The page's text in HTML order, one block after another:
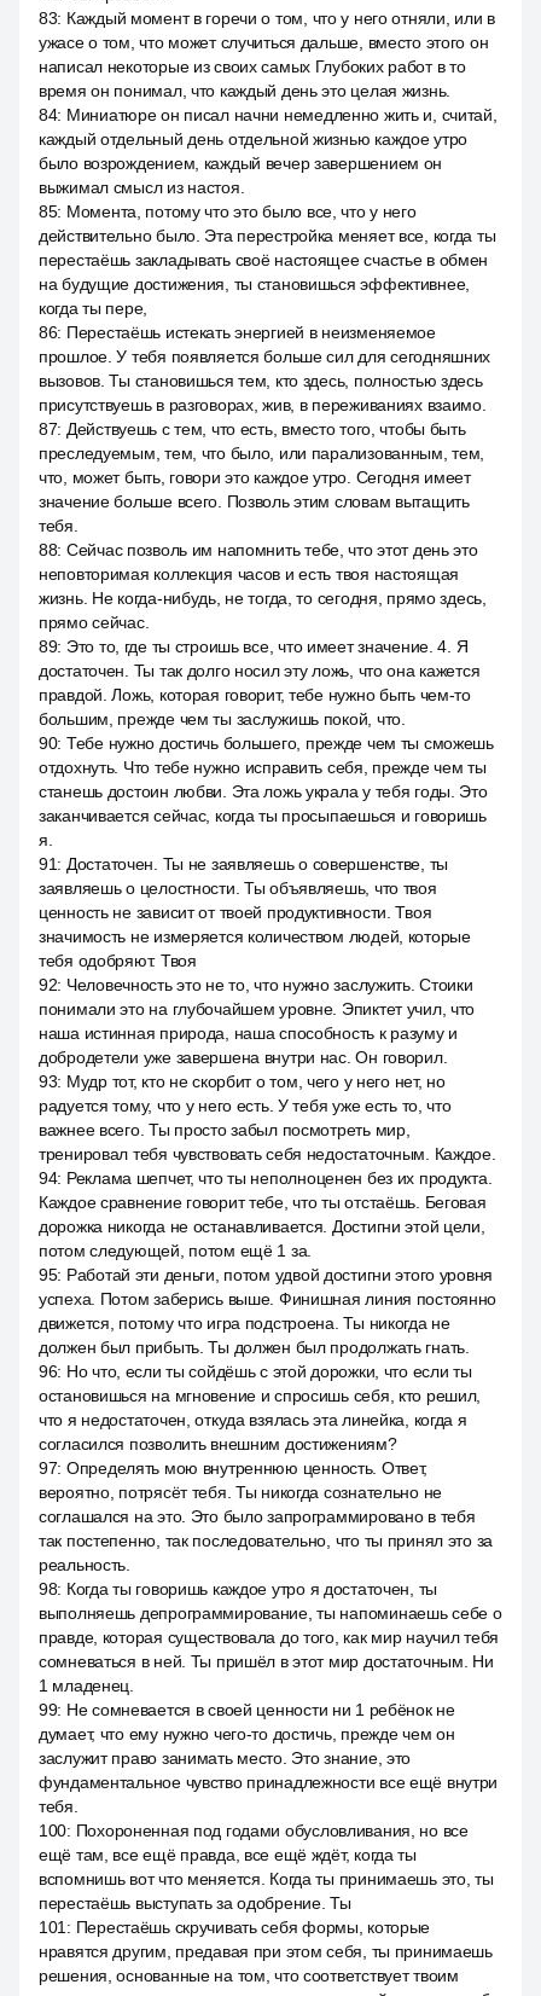
83: Каждый момент в горечи о том, что у него отняли, или в
ужасе о том, что может случиться дальше, вместо этого он
написал некоторые из своих самых Глубоких работ в то
время он понимал, что каждый день это целая жизнь.
84: Миниатюре он писал начни немедленно жить и, считай,
каждый отдельный день отдельной жизнью каждое утро
было возрождением, каждый вечер завершением он
выжимал смысл из настоя.
85: Момента, потому что это было все, что у него
действительно было. Эта перестройка меняет все, когда ты
перестаёшь закладывать своё настоящее счастье в обмен
на будущие достижения, ты становишься эффективнее,
когда ты пере,
86: Перестаёшь истекать энергией в неизменяемое
прошлое. У тебя появляется больше сил для сегодняшних
вызовов. Ты становишься тем, кто здесь, полностью здесь
присутствуешь в разговорах, жив, в переживаниях взаимо.
87: Действуешь с тем, что есть, вместо того, чтобы быть
преследуемым, тем, что было, или парализованным, тем,
что, может быть, говори это каждое утро. Сегодня имеет
значение больше всего. Позволь этим словам вытащить
тебя.
88: Сейчас позволь им напомнить тебе, что этот день это
неповторимая коллекция часов и есть твоя настоящая
жизнь. Не когда-нибудь, не тогда, то сегодня, прямо здесь,
прямо сейчас.
89: Это то, где ты строишь все, что имеет значение. 4. Я
достаточен. Ты так долго носил эту ложь, что она кажется
правдой. Ложь, которая говорит, тебе нужно быть чем-то
большим, прежде чем ты заслужишь покой, что.
90: Тебе нужно достичь большего, прежде чем ты сможешь
отдохнуть. Что тебе нужно исправить себя, прежде чем ты
станешь достоин любви. Эта ложь украла у тебя годы. Это
заканчивается сейчас, когда ты просыпаешься и говоришь
я.
91: Достаточен. Ты не заявляешь о совершенстве, ты
заявляешь о целостности. Ты объявляешь, что твоя
ценность не зависит от твоей продуктивности. Твоя
значимость не измеряется количеством людей, которые
тебя одобряют. Твоя
92: Человечность это не то, что нужно заслужить. Стоики
понимали это на глубочайшем уровне. Эпиктет учил, что
наша истинная природа, наша способность к разуму и
добродетели уже завершена внутри нас. Он говорил.
93: Мудр тот, кто не скорбит о том, чего у него нет, но
радуется тому, что у него есть. У тебя уже есть то, что
важнее всего. Ты просто забыл посмотреть мир,
тренировал тебя чувствовать себя недостаточным. Каждое.
94: Реклама шепчет, что ты неполноценен без их продукта.
Каждое сравнение говорит тебе, что ты отстаёшь. Беговая
дорожка никогда не останавливается. Достигни этой цели,
потом следующей, потом ещё 1 за.
95: Работай эти деньги, потом удвой достигни этого уровня
успеха. Потом заберись выше. Финишная линия постоянно
движется, потому что игра подстроена. Ты никогда не
должен был прибыть. Ты должен был продолжать гнать.
96: Но что, если ты сойдёшь с этой дорожки, что если ты
остановишься на мгновение и спросишь себя, кто решил,
что я недостаточен, откуда взялась эта линейка, когда я
согласился позволить внешним достижениям?
97: Определять мою внутреннюю ценность. Ответ,
вероятно, потрясёт тебя. Ты никогда сознательно не
соглашался на это. Это было запрограммировано в тебя
так постепенно, так последовательно, что ты принял это за
реальность.
98: Когда ты говоришь каждое утро я достаточен, ты
выполняешь депрограммирование, ты напоминаешь себе о
правде, которая существовала до того, как мир научил тебя
сомневаться в ней. Ты пришёл в этот мир достаточным. Ни
1 младенец.
99: Не сомневается в своей ценности ни 1 ребёнок не
думает, что ему нужно чего-то достичь, прежде чем он
заслужит право занимать место. Это знание, это
фундаментальное чувство принадлежности все ещё внутри
тебя.
100: Похороненная под годами обусловливания, но все
ещё там, все ещё правда, все ещё ждёт, когда ты
вспомнишь вот что меняется. Когда ты принимаешь это, ты
перестаёшь выступать за одобрение. Ты
101 : Перестаёшь скручивать себя формы, которые
нравятся другим, предавая при этом себя, ты принимаешь
решения, основанные на том, что соответствует твоим